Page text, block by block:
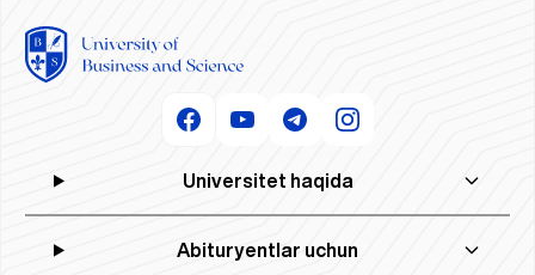
Universitet haqida
Abituryentlar uchun